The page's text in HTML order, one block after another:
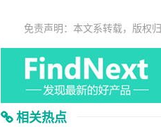
免责声明：本文系转载，版权
相关热点